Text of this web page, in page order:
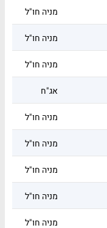
מניה חו"ל
מניה חו"ל
מניה חו"ל
אג"ח
מניה חו"ל
מניה חו"ל
מניה חו"ל
מניה חו"ל
מניה חו"ל